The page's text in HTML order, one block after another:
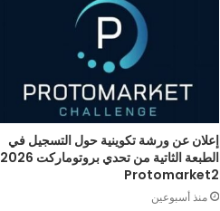
إعلان عن ورشة تكوينية حول التسجيل في
الطبعة الثاتية من تحدي بروتوماركت 2026
Protomarket2
منذ أسبوعين